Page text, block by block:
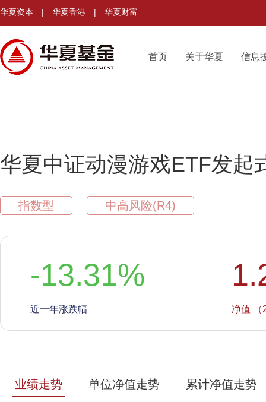
华夏资本 | 华夏香港 | 华夏财富
首页 关于华夏 信息
华夏中证动漫游戏ETF发起
指数型 中高风险(R4)
-13.31%
近一年涨跌幅 净值 （
业绩走势 单位净值走势 累计净值走势